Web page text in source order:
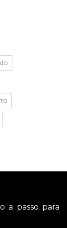
a passo para